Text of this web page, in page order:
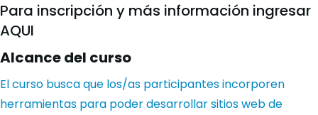
Para inscripción y más información ingresar
AQUI
Alcance del curso
El curso busca que los/as participantes incorporen
herramientas para poder desarrollar sitios web de